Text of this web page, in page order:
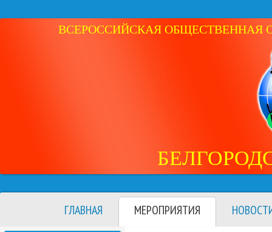
ВСЕРОССИЙСКАЯ ОБЩЕСТВЕННАЯ
ГЛАВНАЯ МЕРОПРИЯТИЯ